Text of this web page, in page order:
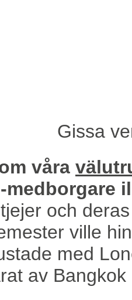
Gissa
våra
medborgare
och
ville
med
av